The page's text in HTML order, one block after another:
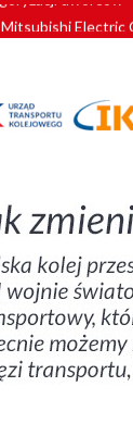
Electric
nowych
dworców